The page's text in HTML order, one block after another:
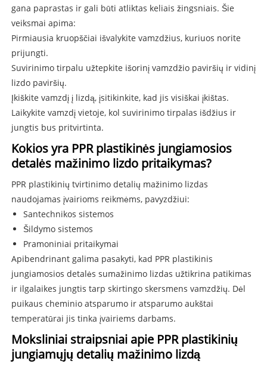
gana paprastas ir gali būti atliktas keliais žingsniais. Šie
veiksmai apima:
Pirmiausia kruopščiai išvalykite vamzdžius, kuriuos norite
prijungti.
Suvirinimo tirpalu užtepkite išorinį vamzdžio paviršių ir vidinį
lizdo paviršių.
Įkiškite vamzdį į lizdą, įsitikinkite, kad jis visiškai įkištas.
Laikykite vamzdį vietoje, kol suvirinimo tirpalas išdžius ir
jungtis bus pritvirtinta.
Kokios yra PPR plastikinės jungiamosios
detalės mažinimo lizdo pritaikymas?
PPR plastikinių tvirtinimo detalių mažinimo lizdas
naudojamas įvairioms reikmėms, pavyzdžiui:
Santechnikos sistemos
Šildymo sistemos
Pramoniniai pritaikymai
Apibendrinant galima pasakyti, kad PPR plastikinis
jungiamosios detalės sumažinimo lizdas užtikrina patikimas
ir ilgalaikes jungtis tarp skirtingo skersmens vamzdžių. Dėl
puikaus cheminio atsparumo ir atsparumo aukštai
temperatūrai jis tinka įvairiems darbams.
Moksliniai straipsniai apie PPR plastikinių
jungiamųjų detalių mažinimo lizdą